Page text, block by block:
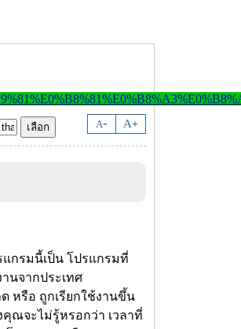
A- A+
แกรมนี้เป็น โปรแกรมที่
นจากประเทศ
หรือ ถูกเรียกใช้งานขึ้น
ณจะไม่รู้หรอกว่า เวลาที่